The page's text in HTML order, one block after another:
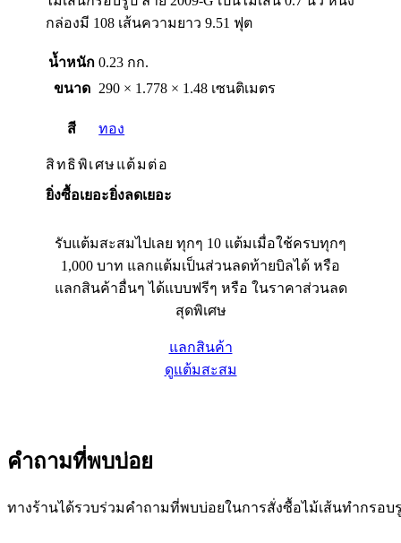
กล่องมี 108 เส้นความยาว 9.51 ฟุต
น้ำหนัก 0.23 กก.
ขนาด
290 × 1.778 × 1.48 เซนติเมตร
สี ทอง
ยิ่งซื้อเยอะยิ่งลดเยอะ
สิทธิพิเศษแต้มต่อ
รับแต้มสะสมไปเลย ทุกๆ 10 แต้มเมื่อใช้ครบทุกๆ
1,000 บาท แลกแต้มเป็นส่วนลดท้ายบิลได้ หรือ
แลกสินค้าอื่นๆ ได้แบบฟรีๆ หรือ ในราคาส่วนลด
สุดพิเศษ
แลกสินค้า
ดูแต้มสะสม
คำถามที่พบบ่อย
ทางร้านได้รวบร่วมคำถามที่พบบ่อยในการสั่งซื้อไม้เส้นทำกรอ